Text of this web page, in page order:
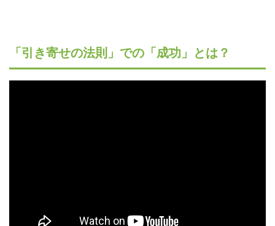
「引き寄せの法則」での「成功」とは？